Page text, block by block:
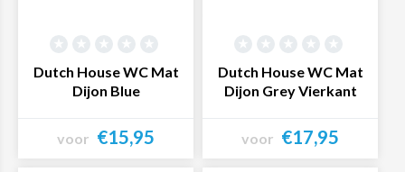
Dutch House WC Mat
Dijon Blue
voor €15,95
Dutch House WC Mat
Dijon Grey Vierkant
voor €17,95